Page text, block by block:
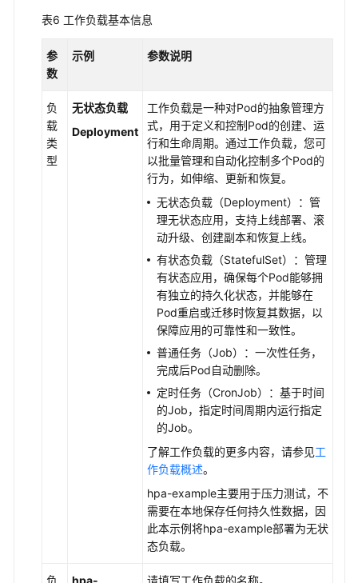
表6 工作负载基本信息
参
数
示例 参数说明
负
载
类
型
无状态负载
Deployment
工作负载是一种对Pod的抽象管理方
式，用于定义和控制Pod的创建、运
行和生命周期。通过工作负载，您可
以批量管理和自动化控制多个Pod的
行为，如伸缩、更新和恢复。
无状态负载（Deployment）：管
理无状态应用，支持上线部署、滚
动升级、创建副本和恢复上线。
有状态负载（StatefulSet）：管理
有状态应用，确保每个Pod能够拥
有独立的持久化状态，并能够在
Pod重启或迁移时恢复其数据，以
保障应用的可靠性和一致性。
普通任务（Job）：一次性任务，
完成后Pod自动删除。
定时任务（CronJob）：基于时间
的Job，指定时间周期内运行指定
的Job。
了解工作负载的更多内容，请参见工
作负载概述。
hpa-example主要用于压力测试，不
需要在本地保存任何持久性数据，因
此本示例将hpa-example部署为无状
态负载。